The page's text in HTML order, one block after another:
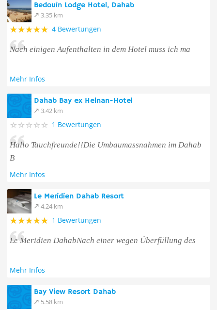
Bedouin Lodge Hotel, Dahab
3.35 km
4 Bewertungen
Nach einigen Aufenthalten in dem Hotel muss ich ma
Mehr Infos
Dahab Bay ex Helnan-Hotel
3.42 km
1 Bewertungen
Hallo Tauchfreunde!!Die Umbaumassnahmen im Dahab
B
Mehr Infos
Le Meridien Dahab Resort
4.24 km
1 Bewertungen
Le Meridien DahabNach einer wegen Überfüllung des
Mehr Infos
Bay View Resort Dahab
5.58 km